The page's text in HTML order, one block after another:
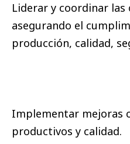
Liderar y coordinar
asegurando el
producción, calidad,
Implementar mejoras
productivos y calidad.